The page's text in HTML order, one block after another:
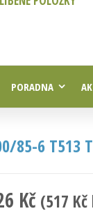
PORADNA
85-6 T513
Kč (517 Kč